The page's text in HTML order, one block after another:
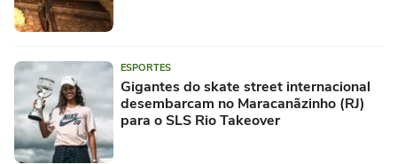
ESPORTES
Gigantes do skate street internacional
desembarcam no Maracanãzinho (RJ)
para o SLS Rio Takeover